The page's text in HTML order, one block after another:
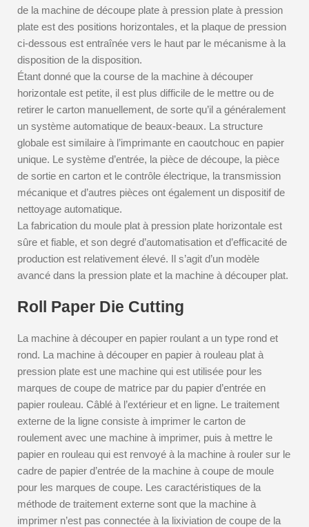
de la machine de découpe plate à pression plate à pression
plate est des positions horizontales, et la plaque de pression
ci-dessous est entraînée vers le haut par le mécanisme à la
disposition de la disposition.
Étant donné que la course de la machine à découper
horizontale est petite, il est plus difficile de le mettre ou de
retirer le carton manuellement, de sorte qu’il a généralement
un système automatique de beaux-beaux. La structure
globale est similaire à l’imprimante en caoutchouc en papier
unique. Le système d’entrée, la pièce de découpe, la pièce
de sortie en carton et le contrôle électrique, la transmission
mécanique et d’autres pièces ont également un dispositif de
nettoyage automatique.
La fabrication du moule plat à pression plate horizontale est
sûre et fiable, et son degré d’automatisation et d’efficacité de
production est relativement élevé. Il s’agit d’un modèle
avancé dans la pression plate et la machine à découper plat.
Roll Paper Die Cutting
La machine à découper en papier roulant a un type rond et
rond. La machine à découper en papier à rouleau plat à
pression plate est une machine qui est utilisée pour les
marques de coupe de matrice par du papier d’entrée en
papier rouleau. Câblé à l’extérieur et en ligne. Le traitement
externe de la ligne consiste à imprimer le carton de
roulement avec une machine à imprimer, puis à mettre le
papier en rouleau qui est renvoyé à la machine à rouler sur le
cadre de papier d’entrée de la machine à coupe de moule
pour les marques de coupe. Les caractéristiques de la
méthode de traitement externe sont que la machine à
imprimer n’est pas connectée à la lixiviation de coupe de la